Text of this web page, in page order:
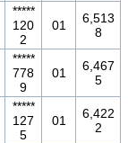
*****
120
2
01
6,513
8
*****
778
9
01
6,467
5
*****
127
5
01
6,422
2